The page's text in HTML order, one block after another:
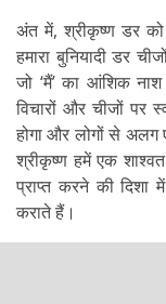
अंत में, श्रीकृष्ण डर
हमारा बुनियादी डर
जो ‘मैं’ का आंशिक
विचारों और चीजों पर
होगा और लोगों से अलग
श्रीकृष्ण हमें एक शाश्वत
प्राप्त करने की
कराते हैं।